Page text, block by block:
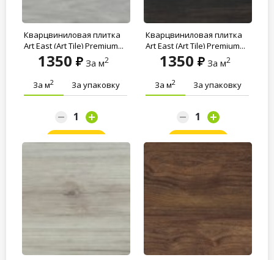
Кварцвиниловая плитка
Art East (Art Tile) Premium...
1350 За м2
За м2 За упаковку
Кварцвиниловая плитка
Art East (Art Tile) Premium...
1350 За м2
За м2 За упаковку